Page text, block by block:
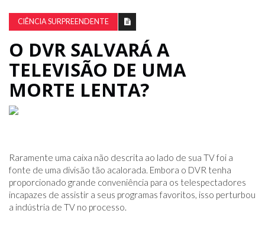
CIÊNCIA SURPREENDENTE
O DVR SALVARÁ A
TELEVISÃO DE UMA
MORTE LENTA?
Raramente uma caixa não descrita ao lado de sua TV foi a
fonte de uma divisão tão acalorada. Embora o DVR tenha
proporcionado grande conveniência para os telespectadores
incapazes de assistir a seus programas favoritos, isso perturbou
a indústria de TV no processo.